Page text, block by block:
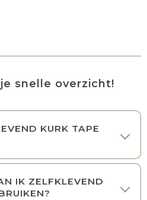
snelle overzicht!
KURK TAPE
IK ZELFKLEVEND